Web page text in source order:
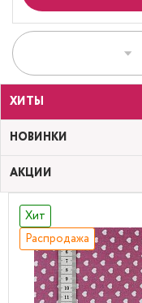
ХИТЫ
НОВИНКИ
АКЦИИ
Хит
Распродажа